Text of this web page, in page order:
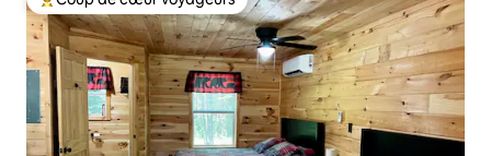
Coups de cœur voyageurs les plus appréciés